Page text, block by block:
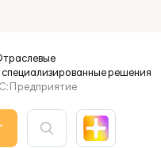
специализированныерешения